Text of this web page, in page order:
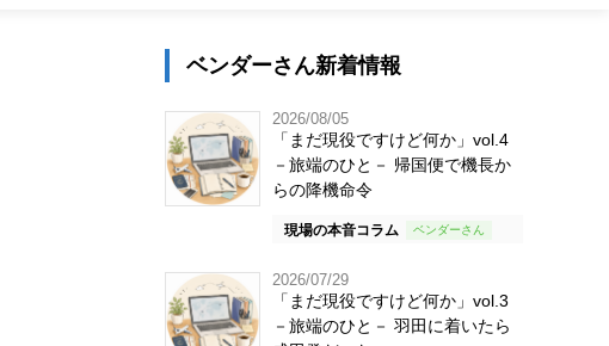
ベンダーさん新着情報
2026/08/05
「まだ現役ですけど何か」vol.4
－旅端のひと－ 帰国便で機長か
らの降機命令
現場の本音コラム
2026/07/29
「まだ現役ですけど何か」vol.3
－旅端のひと－ 羽田に着いたら